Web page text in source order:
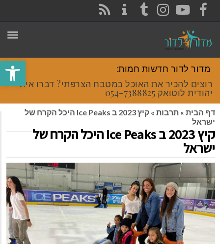
פתח
FACEBOOK
YOUTUBE
INSTAGRAM
TUMBLR
מדור לדור חדשות חמות:
רוצים להכיר את האוכל במטבח הצרפתי? דברו איתי
יהודית לוטואק 054-7388825.
דף הבית » תרבות »
קיץ 2023 ב Ice Peaks היכל הקרח של
ישראל
קיץ 2023 ב Ice Peaks היכל הקרח של
ישראל